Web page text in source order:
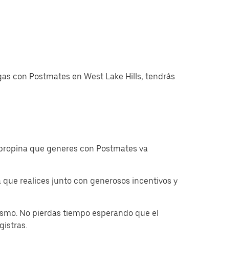
con Postmates en West Lake Hills, tendrás
que generes con Postmates va
realices junto con generosos incentivos y
No pierdas tiempo esperando que el